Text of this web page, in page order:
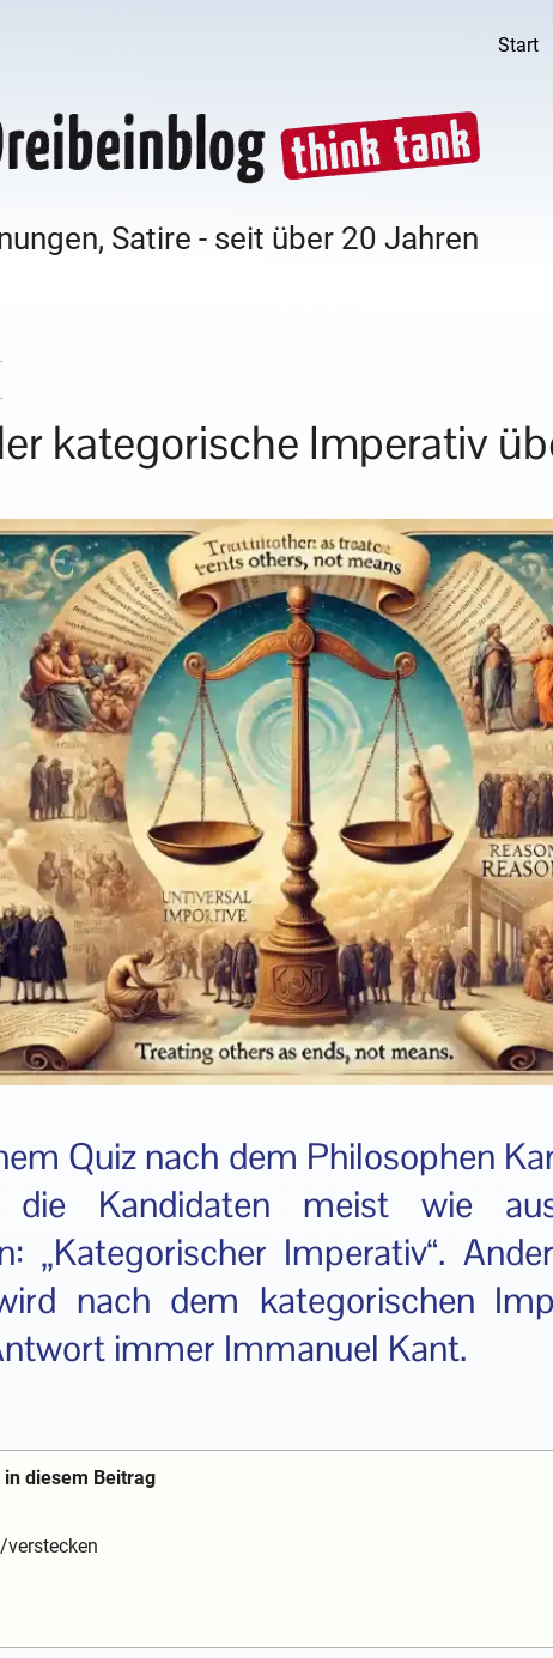
Start
Satire - seit über 20 Jahren
kategorische Imperativ
Quiz nach dem Philosophen
die Kandidaten meist wie
„Kategorischer Imperativ“.
nach dem kategorischen
immer Immanuel Kant.
diesem Beitrag
verstecken